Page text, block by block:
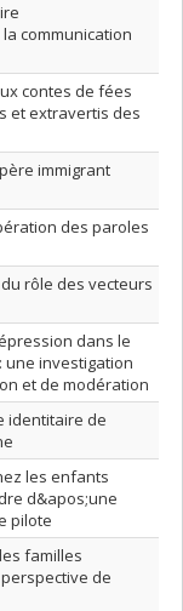
communication
contes de fées
et extravertis des
immigrant
des paroles
rôle des vecteurs
dans le
une investigation
et de modération
identitaire de
les enfants
d&apos;une
pilote
familles
de